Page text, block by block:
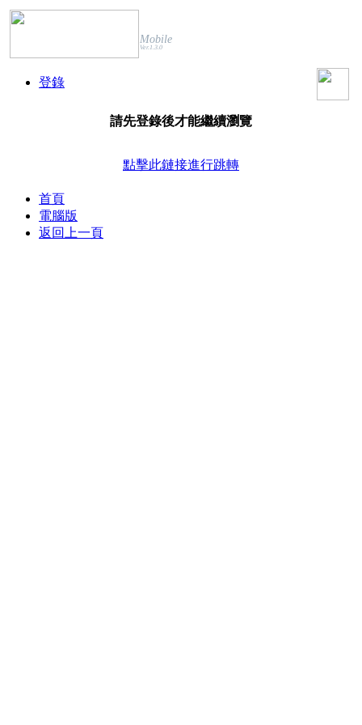
Mobile
Ver.1.3.0
登錄
請先登錄後才能繼續瀏覽
點擊此鏈接進行跳轉
首頁
電腦版
返回上一頁